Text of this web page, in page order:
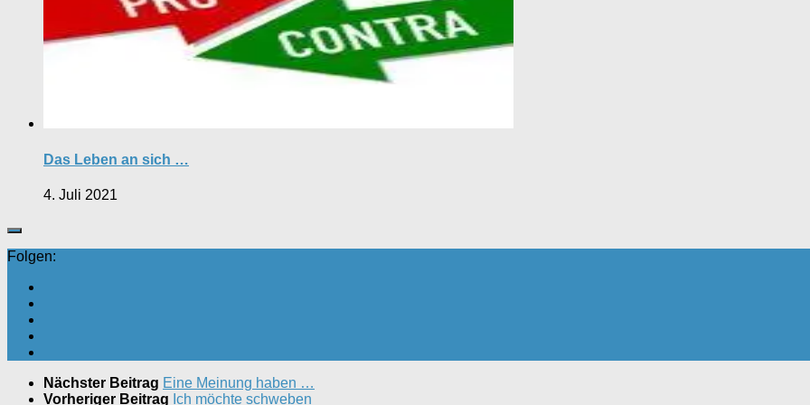
Das Leben an sich …
4. Juli 2021
Folgen:
Nächster Beitrag Eine Meinung haben …
Vorheriger Beitrag Ich möchte schweben